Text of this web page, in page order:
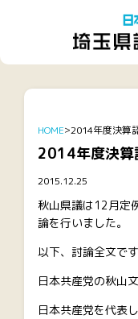
HOME 2014年度決算
2014年度決算
2015.12.25
秋山県議は12月定
論を行いました。
以下、討論全文です
日本共産党の秋山文
日本共産党を代表